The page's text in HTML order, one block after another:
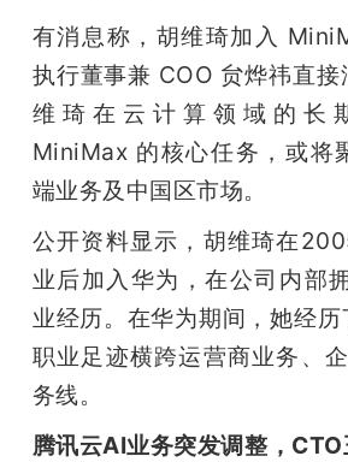
有消息称，胡维琦加入
执行董事兼 COO 贠烨祎直
维琦在云计算领域的长
MiniMax 的核心任务，或将
端业务及中国区市场。
公开资料显示，胡维琦在
业后加入华为，在公司内部
业经历。在华为期间，她经历
职业足迹横跨运营商业务、
务线。
腾讯云AI业务突发调整，